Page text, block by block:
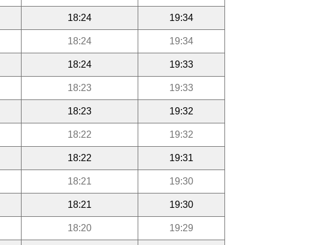
18:24 19:34
18:24 19:34
18:24 19:33
18:23 19:33
18:23 19:32
18:22 19:32
18:22 19:31
18:21 19:30
18:21 19:30
18:20 19:29